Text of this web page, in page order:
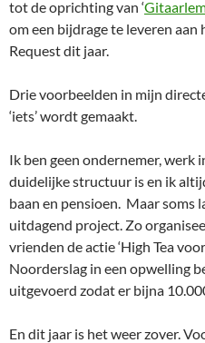
tot de oprichting van ‘Gitaarlem
om een bijdrage te leveren aan
Request dit jaar.
Drie voorbeelden in mijn
‘iets’ wordt gemaakt.
Ik ben geen ondernemer, werk
duidelijke structuur is en ik
baan en pensioen. Maar soms
uitdagend project. Zo
vrienden de actie ‘High Tea
Noorderslag in een opwelling
uitgevoerd zodat er bijna
En dit jaar is het weer zover.